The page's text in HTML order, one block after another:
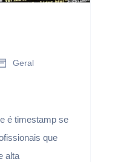
Geral
é timestamp se
que
alta